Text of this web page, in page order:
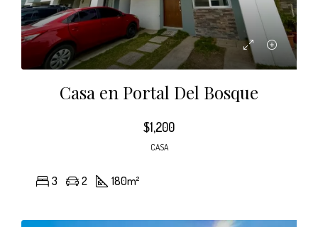
Casa en Portal Del Bosque
$1,200
CASA
3 2 180m²